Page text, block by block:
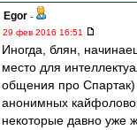
Egor -
29 фев 2016 16:51
Иногда, блян,
место для
общения про
анонимных
некоторые давно уже